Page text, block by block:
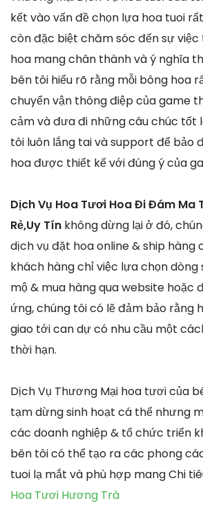
kết vào vấn đề chọn lựa hoa tuoi
còn đặc biệt chăm sóc đến sự
hoa mang chân thành và ý nghĩa
bên tôi hiểu rõ rằng mỗi bông hoa
chuyển vận thông điệp của game
cảm và đưa đi những câu chúc tốt
tôi luôn lắng tai và support để bảo
hoa được thiết kế với đúng ý của
Dịch Vụ Hoa Tươi Hoa Đi Đám Ma
Rẻ,Uy Tín không dừng lại ở đó,
dịch vụ đặt hoa online & ship hàng
khách hàng chỉ việc lựa chọn dòng
mộ & mua hàng qua website hoặc
ứng, chúng tôi có lẽ đảm bảo rằng
giao tới can dự có nhu cầu một
thời hạn.
Dịch Vụ Thương Mại hoa tươi của
tạm dừng sinh hoạt cá thể nhưng
các doanh nghiệp & tổ chức triển
bên tôi có thể tạo ra các phong
tuoi lạ mắt và phù hợp mang Chi
Hoa Tươi Hương Trà